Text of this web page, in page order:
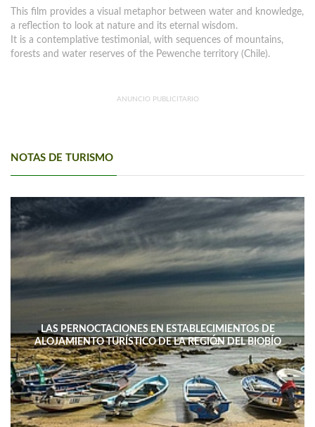
This film provides a visual metaphor between water and knowledge,
a reflection to look at nature and its eternal wisdom.
It is a contemplative testimonial, with sequences of mountains,
forests and water reserves of the Pewenche territory (Chile).
ANUNCIO PUBLICITARIO
NOTAS DE TURISMO
LAS PERNOCTACIONES EN ESTABLECIMIENTOS DE
ALOJAMIENTO TURÍSTICO DE LA REGIÓN DEL BIOBÍO
DISMINUYERON 15,4% INTERANUAL